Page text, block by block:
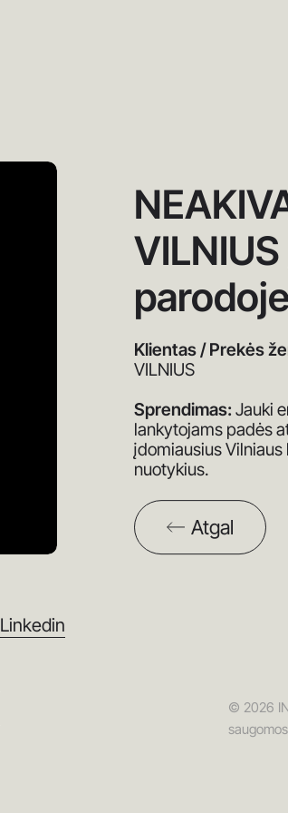
parodoje
Klientas / Prekės
VILNIUS
Sprendimas: Jauki
lankytojams padės
įdomiausius
nuotykius.
Atgal
Linkedin
© 2026